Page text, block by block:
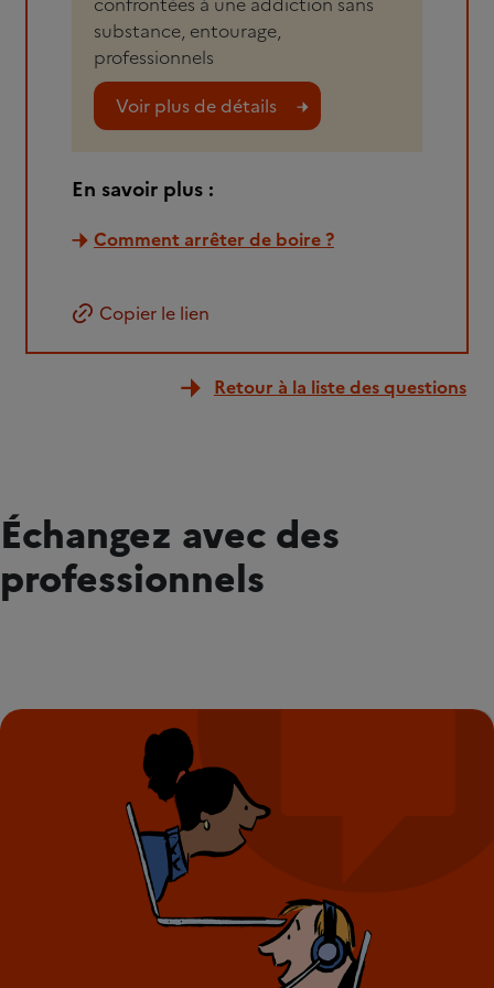
substance, entourage,
professionnels
Voir plus de détails
En savoir plus :
Comment arrêter de boire ?
Copier le lien
Retour à la liste des questions
Échangez avec des
professionnels